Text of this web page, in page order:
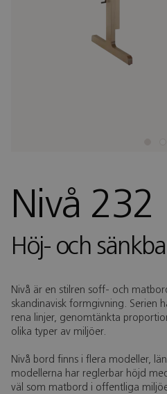
Nivå 232
Höj- och
Nivå är en stilren soff- och
skandinavisk formgivning. Serien
rena linjer, genomtänkta
olika typer av miljöer.
Nivå bord finns i flera modeller,
modellerna har reglerbar höjd
väl som matbord i offentliga